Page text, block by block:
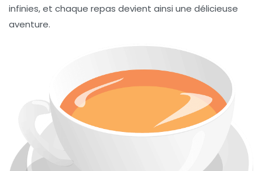
infinies, et chaque repas devient ainsi une délicieuse
aventure.